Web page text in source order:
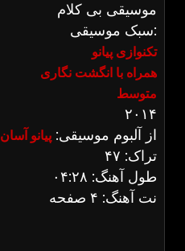
موسیقی بی کلام
سبک موسیقی:
تکنوازی پیانو
همراه با انگشت نگاری
متوسط
۲۰۱۴
از آلبوم موسیقی: پیانو آسان
تراک: ۴۷
طول آهنگ: ۰۴:۲۸
نت آهنگ: ۴ صفحه